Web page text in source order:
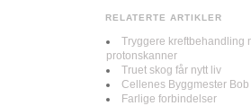
RELATERTE ARTIKLER
Tryggere kreftbehandling
protonskanner
Truet skog får nytt liv
Cellenes Byggmester Bob
Farlige forbindelser